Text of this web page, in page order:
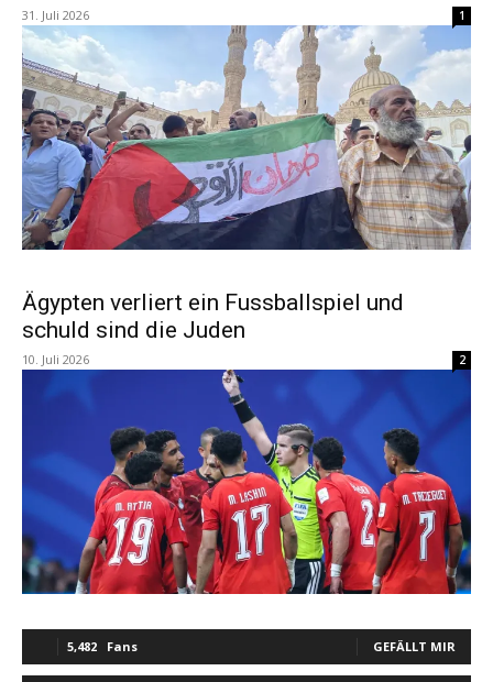
31. Juli 2026 1
Ägypten verliert ein Fussballspiel und
schuld sind die Juden
10. Juli 2026 2
5,482 Fans GEFÄLLT MIR